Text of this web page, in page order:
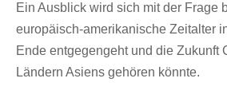
Ein Ausblick wird sich mit der Frage
europäisch-amerikanische Zeitalter
Ende entgegengeht und die Zukunft
Ländern Asiens gehören könnte.